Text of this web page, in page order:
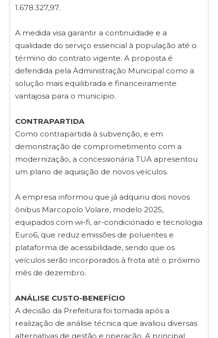
1.678.327,97.
A medida visa garantir a continuidade e a
qualidade do serviço essencial à população até o
término do contrato vigente. A proposta é
defendida pela Administração Municipal como a
solução mais equilibrada e financeiramente
vantajosa para o município.
CONTRAPARTIDA
Como contrapartida à subvenção, e em
demonstração de comprometimento com a
modernização, a concessionária TUA apresentou
um plano de aquisição de novos veículos.
A empresa informou que já adquiriu dois novos
ônibus Marcopolo Volare, modelo 2025,
equipados com wi-fi, ar-condicionado e tecnologia
Euro6, que reduz emissões de poluentes e
plataforma de acessibilidade, sendo que os
veículos serão incorporados à frota até o próximo
mês de dezembro.
ANÁLISE CUSTO-BENEFÍCIO
A decisão da Prefeitura foi tomada após a
realização de análise técnica que avaliou diversas
alternativas de gestão e operação. A principal